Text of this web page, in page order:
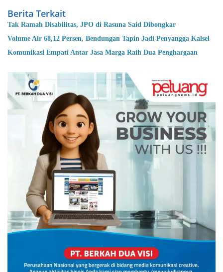
Berita Terkait
Tak Ramah Disabilitas, JPO di Rasuna Said Dibongkar
Volume Air 68,12 Persen, Bendungan Tapin Jadi Penyangga Kalsel
Komunikasi Empati Antar Jasa Marga Raih Dua Penghargaan